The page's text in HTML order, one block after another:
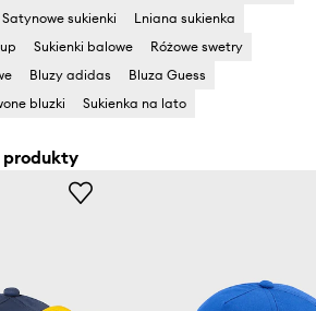
Satynowe sukienki
Lniana sukienka
Sukienki balowe
Różowe swetry
Bluzy adidas
Bluza Guess
bluzki Sukienka na lato
produkty